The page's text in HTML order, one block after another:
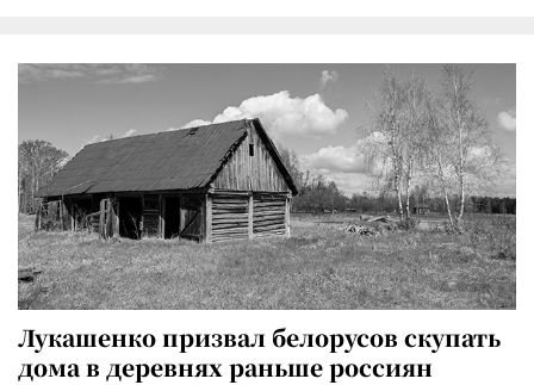
Лукашенко призвал белорусов скупать
дома в деревнях раньше россиян